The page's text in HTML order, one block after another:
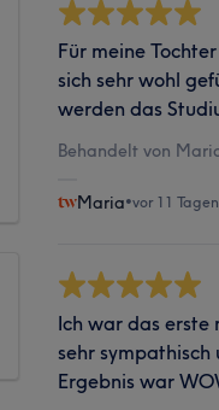
Für meine
sich sehr wohl
werden das
Behandelt von
Maria•vor 11 Tagen
Ich war das erste
sehr
Ergebnis war